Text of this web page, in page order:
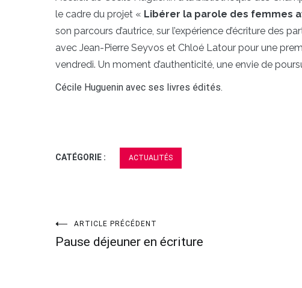
le cadre du projet « Libérer la parole des femmes
son parcours d’autrice, sur l’expérience d’écriture des
avec Jean-Pierre Seyvos et Chloé Latour pour une
vendredi. Un moment d’authenticité, une envie de
Cécile Huguenin avec ses livres édités.
CATÉGORIE : ACTUALITÉS
Navigation
ARTICLE PRÉCÉDENT
Pause déjeuner en écriture